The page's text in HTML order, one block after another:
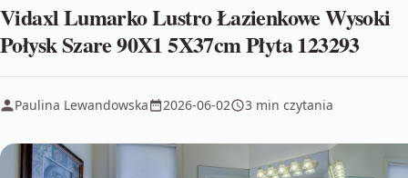
Vidaxl Lumarko Lustro Łazienkowe Wysoki
Połysk Szare 90X1 5X37cm Płyta 123293
Paulina Lewandowska 2026-06-02 3 min czytania